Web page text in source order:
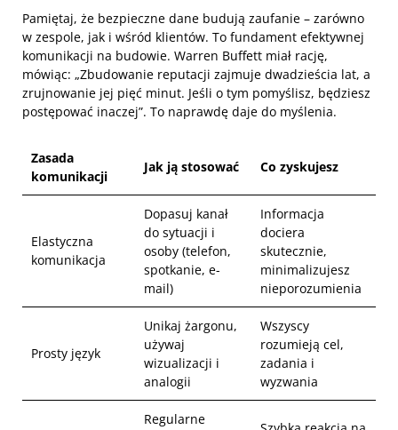
Pamiętaj, że bezpieczne dane budują zaufanie – zarówno
w zespole, jak i wśród klientów. To fundament efektywnej
komunikacji na budowie. Warren Buffett miał rację,
mówiąc: „Zbudowanie reputacji zajmuje dwadzieścia lat, a
zrujnowanie jej pięć minut. Jeśli o tym pomyślisz, będziesz
postępować inaczej”. To naprawdę daje do myślenia.
Zasada
komunikacji
Jak ją stosować Co zyskujesz
Elastyczna
komunikacja
Dopasuj kanał
do sytuacji i
osoby (telefon,
spotkanie, e-
mail)
Informacja
dociera
skutecznie,
minimalizujesz
nieporozumienia
Prosty język
Unikaj żargonu,
używaj
wizualizacji i
analogii
Wszyscy
rozumieją cel,
zadania i
wyzwania
Regularne